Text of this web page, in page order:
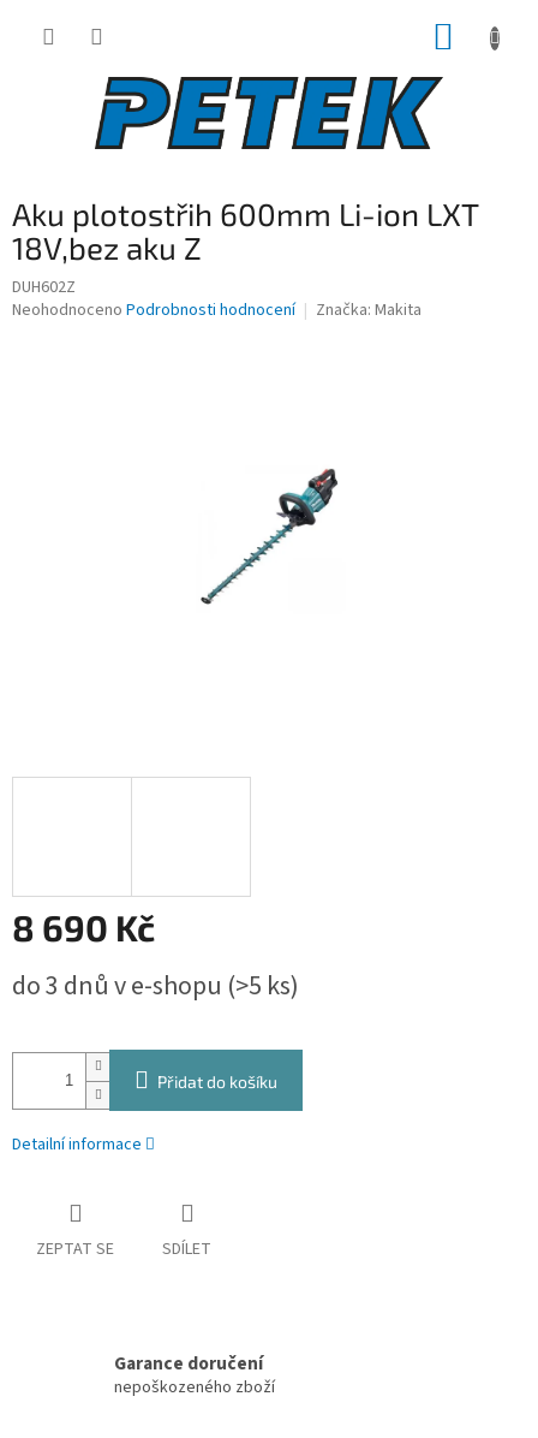
Aku plotostřih 600mm Li-ion LXT
18V,bez aku Z
DUH602Z
Průměrné
Neohodnoceno Podrobnosti hodnocení Značka: Makita
8 690 Kč
cena:
do 3 dnů v e-shopu (>5 ks)
Přidat do košíku
Detailní informace
ZEPTAT SE SDÍLET
Garance doručení
nepoškozeného zboží